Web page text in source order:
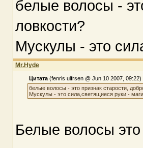
белые волосы -
ловкости?
Мускулы - это
Mr.Hyde
Цитата (fenris ulfrsen @ Jun 10 2007, 09:22)
белые волосы - это признак старости,
Мускулы - это сила,светящиеся руки -
Белые волосы